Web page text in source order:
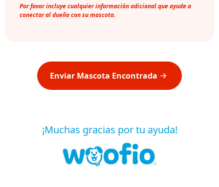
Por favor incluye cualquier información adicional que ayude a
conectar al dueño con su mascota.
Enviar Mascota Encontrada
¡Muchas gracias por tu ayuda!